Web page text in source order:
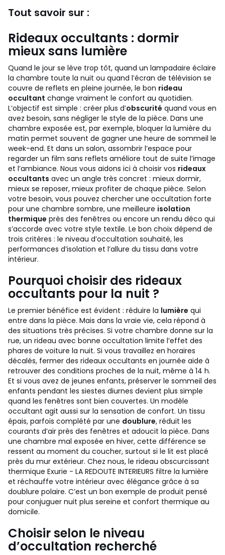
Tout savoir sur :
Rideaux occultants : dormir
mieux sans lumière
Quand le jour se lève trop tôt, quand un lampadaire éclaire
la chambre toute la nuit ou quand l’écran de télévision se
couvre de reflets en pleine journée, le bon rideau
occultant change vraiment le confort au quotidien.
L’objectif est simple : créer plus d’obscurité quand vous en
avez besoin, sans négliger le style de la pièce. Dans une
chambre exposée est, par exemple, bloquer la lumière du
matin permet souvent de gagner une heure de sommeil le
week-end. Et dans un salon, assombrir l’espace pour
regarder un film sans reflets améliore tout de suite l’image
et l’ambiance. Nous vous aidons ici à choisir vos rideaux
occultants avec un angle très concret : mieux dormir,
mieux se reposer, mieux profiter de chaque pièce. Selon
votre besoin, vous pouvez chercher une occultation forte
pour une chambre sombre, une meilleure isolation
thermique près des fenêtres ou encore un rendu déco qui
s’accorde avec votre style textile. Le bon choix dépend de
trois critères : le niveau d’occultation souhaité, les
performances d’isolation et l’allure du tissu dans votre
intérieur.
Pourquoi choisir des rideaux
occultants pour la nuit ?
Le premier bénéfice est évident : réduire la lumière qui
entre dans la pièce. Mais dans la vraie vie, cela répond à
des situations très précises. Si votre chambre donne sur la
rue, un rideau avec bonne occultation limite l’effet des
phares de voiture la nuit. Si vous travaillez en horaires
décalés, fermer des rideaux occultants en journée aide à
retrouver des conditions proches de la nuit, même à 14 h.
Et si vous avez de jeunes enfants, préserver le sommeil des
enfants pendant les siestes diurnes devient plus simple
quand les fenêtres sont bien couvertes. Un modèle
occultant agit aussi sur la sensation de confort. Un tissu
épais, parfois complété par une doublure, réduit les
courants d’air près des fenêtres et adoucit la pièce. Dans
une chambre mal exposée en hiver, cette différence se
ressent au moment du coucher, surtout si le lit est placé
près du mur extérieur. Chez nous, le rideau obscurcissant
thermique Exurie - LA REDOUTE INTERIEURS filtre la lumière
et réchauffe votre intérieur avec élégance grâce à sa
doublure polaire. C’est un bon exemple de produit pensé
pour conjuguer nuit plus sereine et confort thermique au
domicile.
Choisir selon le niveau
d’occultation recherché